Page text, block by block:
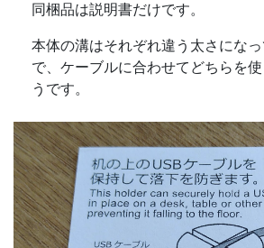
同梱品は説明書だけです。
本体の溝はそれぞれ違う太さにな
で、ケーブルに合わせてどちらを
うです。